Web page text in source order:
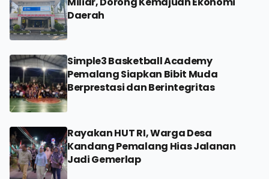
Daerah
Simple3 Basketball Academy
Pemalang Siapkan Bibit Muda
Berprestasi dan Berintegritas
Rayakan HUT RI, Warga Desa
Kandang Pemalang Hias Jalanan
Jadi Gemerlap